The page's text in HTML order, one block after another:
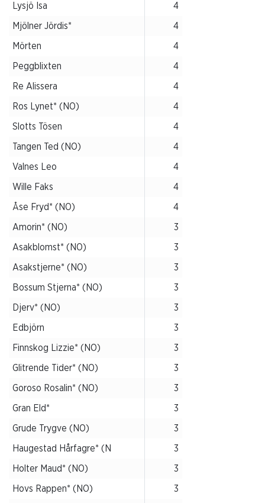
Lysjö Isa 4
Mjölner Jördis* 4
Mörten 4
Peggblixten 4
Re Alissera 4
Ros Lynet* (NO) 4
Slotts Tösen 4
Tangen Ted (NO) 4
Valnes Leo 4
Wille Faks 4
Åse Fryd* (NO) 4
Amorin* (NO) 3
Asakblomst* (NO) 3
Asakstjerne* (NO) 3
Bossum Stjerna* (NO) 3
Djerv* (NO) 3
Edbjörn 3
Finnskog Lizzie* (NO) 3
Glitrende Tider* (NO) 3
Goroso Rosalin* (NO) 3
Gran Eld* 3
Grude Trygve (NO) 3
Haugestad Hårfagre* (N 3
Holter Maud* (NO) 3
Hovs Rappen* (NO) 3